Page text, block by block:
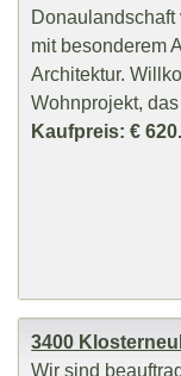
mit besonderem
Architektur.
Wohnprojekt,
Kaufpreis: €
3400
Wir sind